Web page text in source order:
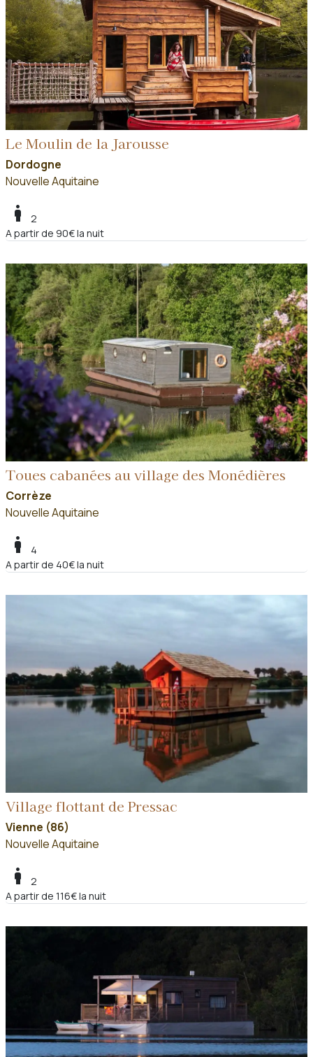
Le Moulin de la Jarousse
Dordogne
Nouvelle Aquitaine
boy
2
A partir de 90€ la nuit
Toues cabanées au village des Monédières
Corrèze
Nouvelle Aquitaine
boy
4
A partir de 40€ la nuit
Village flottant de Pressac
Vienne (86)
Nouvelle Aquitaine
boy
2
A partir de 116€ la nuit